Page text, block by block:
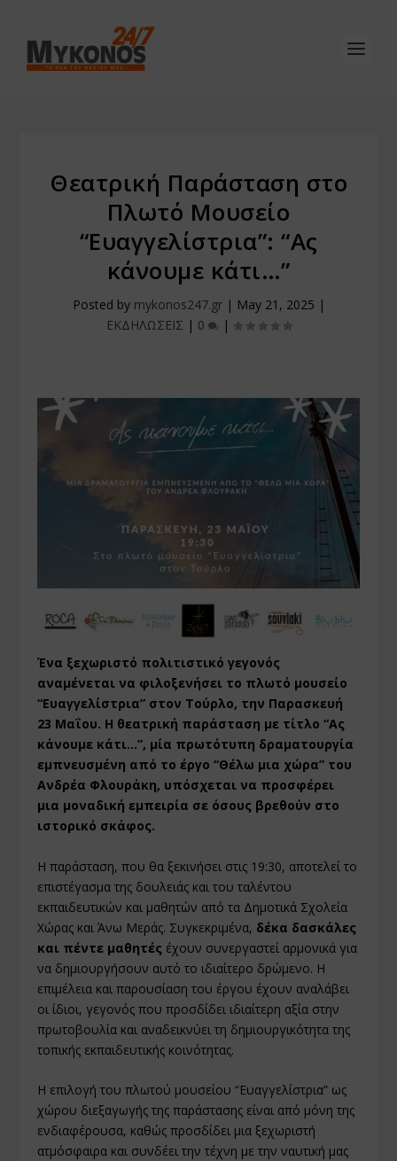
Θεατρική Παράσταση στο
Πλωτό Μουσείο
“Ευαγγελίστρια”: “Ας
κάνουμε κάτι…”
Posted by mykonos247.gr| May 21, 2025 |
ΕΚΔΗΛΩΣΕΙΣ | 0 |
Ένα ξεχωριστό πολιτιστικό γεγονός
αναμένεται να φιλοξενήσει το πλωτό μουσείο
“Ευαγγελίστρια” στον Τούρλο, την Παρασκευή
23 Μαΐου. Η θεατρική παράσταση με τίτλο “Ας
κάνουμε κάτι…”, μία πρωτότυπη δραματουργία
εμπνευσμένη από το έργο “Θέλω μια χώρα” του
Ανδρέα Φλουράκη, υπόσχεται να προσφέρει
μια μοναδική εμπειρία σε όσους βρεθούν στο
ιστορικό σκάφος.
Η παράσταση, που θα ξεκινήσει στις 19:30, αποτελεί το
επιστέγασμα της δουλειάς και του ταλέντου
εκπαιδευτικών και μαθητών από τα Δημοτικά Σχολεία
Χώρας και Άνω Μεράς. Συγκεκριμένα, δέκα δασκάλες
και πέντε μαθητές έχουν συνεργαστεί αρμονικά για
να δημιουργήσουν αυτό το ιδιαίτερο δρώμενο. Η
επιμέλεια και παρουσίαση του έργου έχουν αναλάβει
οι ίδιοι, γεγονός που προσδίδει ιδιαίτερη αξία στην
πρωτοβουλία και αναδεικνύει τη δημιουργικότητα της
τοπικής εκπαιδευτικής κοινότητας.
Η επιλογή του πλωτού μουσείου “Ευαγγελίστρια” ως
χώρου διεξαγωγής της παράστασης είναι από μόνη της
ενδιαφέρουσα, καθώς προσδίδει μια ξεχωριστή
ατμόσφαιρα και συνδέει την τέχνη με την ναυτική μας